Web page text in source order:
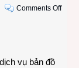
Comments Offon
vụ bản đồ